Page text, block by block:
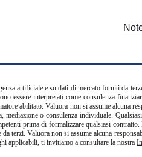
artificiale e su dati di mercato forniti da
interpretati come consulenza
abilitato. Valuora non si assume alcuna
o consulenza individuale.
prima di formalizzare qualsiasi
terzi. Valuora non si assume alcuna
applicabili, ti invitiamo a consultare la nostra